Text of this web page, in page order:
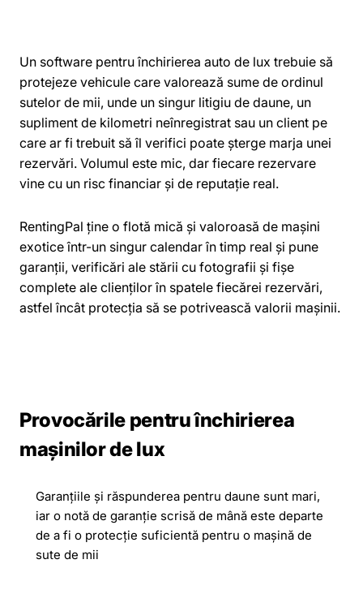
Un software pentru închirierea auto de lux trebuie să
protejeze vehicule care valorează sume de ordinul
sutelor de mii, unde un singur litigiu de daune, un
supliment de kilometri neînregistrat sau un client pe
care ar fi trebuit să îl verifici poate șterge marja unei
rezervări. Volumul este mic, dar fiecare rezervare
vine cu un risc financiar și de reputație real.
RentingPal ține o flotă mică și valoroasă de mașini
exotice într-un singur calendar în timp real și pune
garanții, verificări ale stării cu fotografii și fișe
complete ale clienților în spatele fiecărei rezervări,
astfel încât protecția să se potrivească valorii mașinii.
Provocările pentru închirierea
mașinilor de lux
Garanțiile și răspunderea pentru daune sunt mari,
iar o notă de garanție scrisă de mână este departe
de a fi o protecție suficientă pentru o mașină de
sute de mii